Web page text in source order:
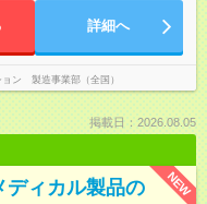
詳細へ
ン 製造事業部（全国）
掲載日：2026.08.05
NEW
ディカル製品の